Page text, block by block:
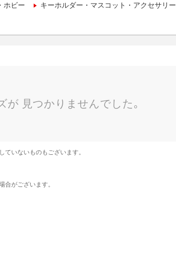
ホビー キーホルダー・マスコット・アクセサリー